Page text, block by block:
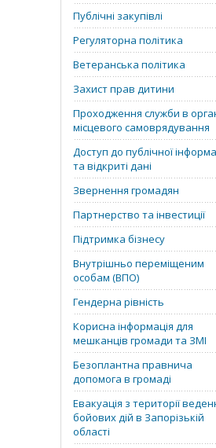
Публічні закупівлі
Регуляторна політика
Ветеранська політика
Захист прав дитини
Проходження служби в
місцевого самоврядування
Доступ до публічної
та відкриті дані
Звернення громадян
Партнерство та інвестиції
Підтримка бізнесу
Внутрішньо переміщеним
особам (ВПО)
Гендерна рівність
Корисна інформація для
мешканців громади та ЗМІ
Безоплантна правнича
допомога в громаді
Евакуація з території
бойових дій в Запорізькій
області